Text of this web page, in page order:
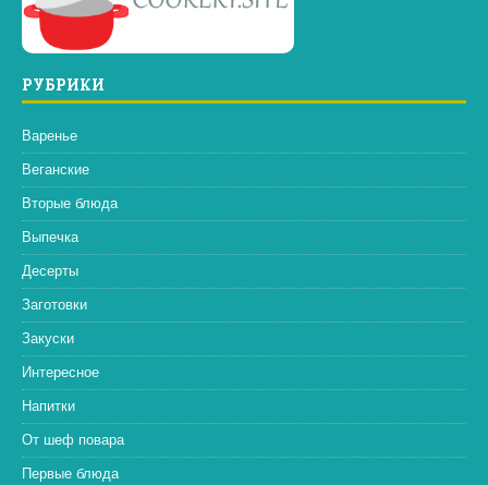
РУБРИКИ
Варенье
Веганские
Вторые блюда
Выпечка
Десерты
Заготовки
Закуски
Интересное
Напитки
От шеф повара
Первые блюда